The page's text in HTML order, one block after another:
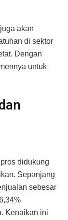
akan
di sektor
Dengan
untuk
didukung
Sepanjang
sebesar
Kenaikan ini